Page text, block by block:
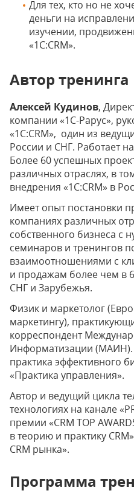
Для тех, кто но не
деньги на
изучении,
«1С:CRM».
Автор тренинга
Алексей Кудинов,
компании «1С-Рарус»,
«1С:CRM», один из
России и СНГ. Работает
Более 60 успешных
различных отраслях, в
внедрения «1С:CRM» в
Имеет опыт постановки
компаниях различных
собственного бизнеса с
семинаров и тренингов
взаимоотношениями с
и продажам более чем в
СНГ и Зарубежья.
Физик и маркетолог
маркетингу),
корреспондент
Информатизации (МАИН).
практика эффективного
«Практика управления».
Автор и ведущий цикла
технологиях на канале
премии «CRM TOP
в теорию и практику
CRM рынка».
Программа